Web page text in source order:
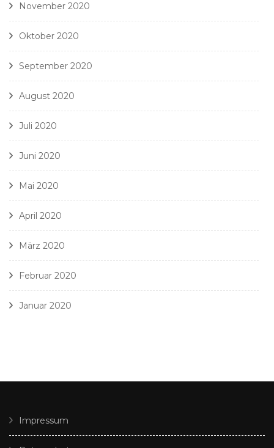
November 2020
Oktober 2020
September 2020
August 2020
Juli 2020
Juni 2020
Mai 2020
April 2020
März 2020
Februar 2020
Januar 2020
Impressum